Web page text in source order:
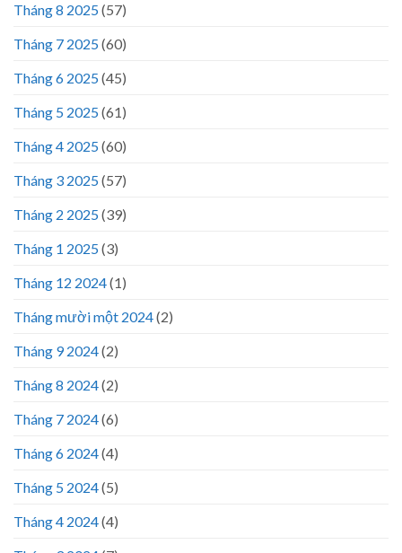
Tháng 8 2025(57)
Tháng 7 2025(60)
Tháng 6 2025(45)
Tháng 5 2025(61)
Tháng 4 2025(60)
Tháng 3 2025(57)
Tháng 2 2025(39)
Tháng 1 2025(3)
Tháng 12 2024(1)
Tháng mười một 2024(2)
Tháng 9 2024(2)
Tháng 8 2024(2)
Tháng 7 2024(6)
Tháng 6 2024(4)
Tháng 5 2024(5)
Tháng 4 2024(4)